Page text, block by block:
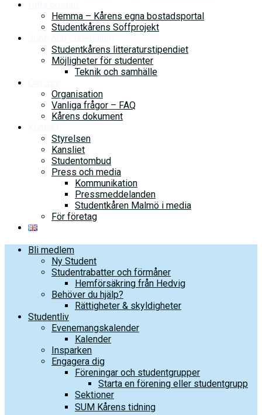
Hemma – Kårens egna bostadsportal
Studentkårens Soffprojekt
Studentkårens litteraturstipendiet
Möjligheter för studenter
Teknik och samhälle
Organisation
Vanliga frågor – FAQ
Kårens dokument
Styrelsen
Kansliet
Studentombud
Press och media
Kommunikation
Pressmeddelanden
Studentkåren Malmö i media
För företag
Bli medlem
Ny Student
Studentrabatter och förmåner
Hemförsäkring från Hedvig
Behöver du hjälp?
Rättigheter & skyldigheter
Studentliv
Evenemangskalender
Kalender
Insparken
Engagera dig
Föreningar och studentgrupper
Starta en förening eller studentgrupp
Sektioner
SUM Kårens tidning